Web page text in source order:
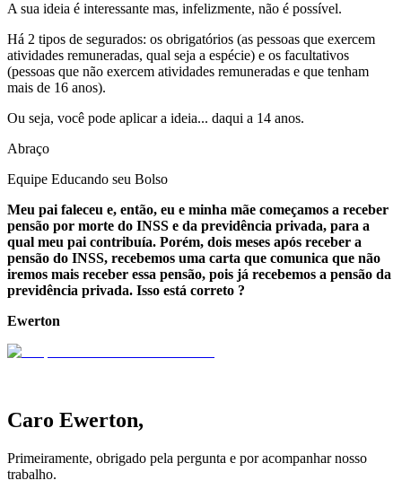
A sua ideia é interessante mas, infelizmente, não é possível.
Há 2 tipos de segurados: os obrigatórios (as pessoas que exercem
atividades remuneradas, qual seja a espécie) e os facultativos
(pessoas que não exercem atividades remuneradas e que tenham
mais de 16 anos).
Ou seja, você pode aplicar a ideia... daqui a 14 anos.
Abraço
Equipe Educando seu Bolso
Meu pai faleceu e, então, eu e minha mãe começamos a receber
pensão por morte do INSS e da previdência privada, para a
qual meu pai contribuía. Porém, dois meses após receber a
pensão do INSS, recebemos uma carta que comunica que não
iremos mais receber essa pensão, pois já recebemos a pensão da
previdência privada. Isso está correto ?
Ewerton
Caro Ewerton,
Primeiramente, obrigado pela pergunta e por acompanhar nosso
trabalho.